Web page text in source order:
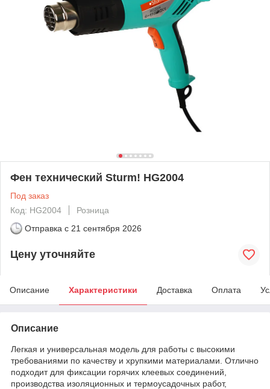
Фен технический Sturm! HG2004
Под заказ
Код: HG2004
Розница
Отправка с 21 сентября 2026
Цену уточняйте
Описание Характеристики Доставка Оплата
Описание
Легкая и универсальная модель для работы с высокими
требованиями по качеству и хрупкими материалами. Отлично
подходит для фиксации горячих клеевых соединений,
производства изоляционных и термоусадочных работ,